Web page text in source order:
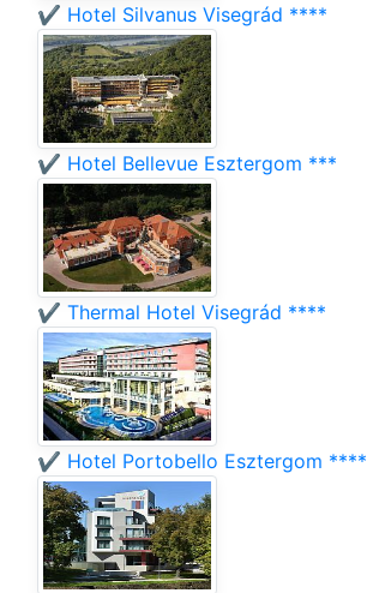
✔️ Hotel Silvanus Visegrád ****
✔️ Hotel Bellevue Esztergom ***
✔️ Thermal Hotel Visegrád ****
✔️ Hotel Portobello Esztergom ****